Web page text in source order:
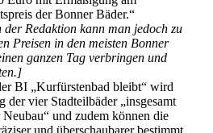
der Bonner Bäder.“
der Redaktion kann man jedoch zu
Preisen in den meisten Bonner
ganzen Tag verbringen und
BI „Kurfürstenbad bleibt“ wird
der vier Stadteilbäder „insgesamt
und zudem können die